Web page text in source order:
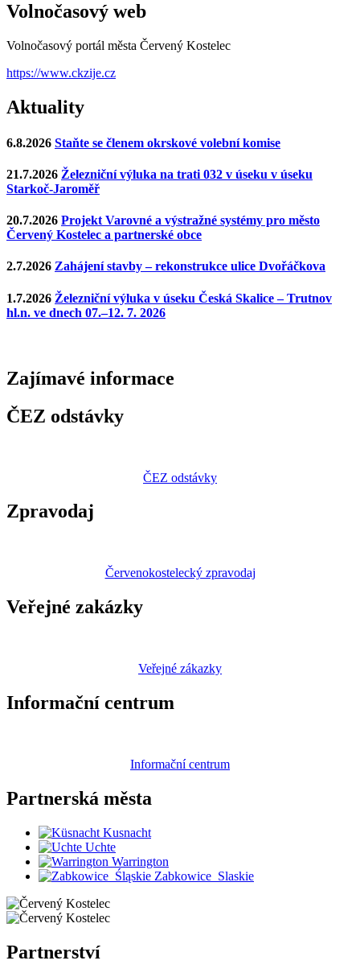
Volnočasový web
Volnočasový portál města Červený Kostelec
https://www.ckzije.cz
Aktuality
6.8.2026 Staňte se členem okrskové volební komise
21.7.2026 Železniční výluka na trati 032 v úseku v úseku
Starkoč-Jaroměř
20.7.2026 Projekt Varovné a výstražné systémy pro město
Červený Kostelec a partnerské obce
2.7.2026 Zahájení stavby – rekonstrukce ulice Dvořáčkova
1.7.2026 Železniční výluka v úseku Česká Skalice – Trutnov
hl.n. ve dnech 07.–12. 7. 2026
Zajímavé informace
ČEZ odstávky
ČEZ odstávky
Zpravodaj
Červenokostelecký zpravodaj
Veřejné zakázky
Veřejné zákazky
Informační centrum
Informační centrum
Partnerská města
Kusnacht
Uchte
Warrington
Zabkowice_Slaskie
Partnerství